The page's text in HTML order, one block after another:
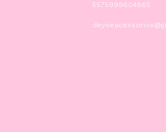
5575999604865